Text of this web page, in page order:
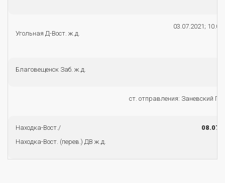
Угольная Д-Вост. ж.д.
03.07.2021;
Благовещенск Заб. ж.д.
ст. отправления: Заневский
Находка-Вост./
Находка-Вост. (перев.) ДВ ж.д.